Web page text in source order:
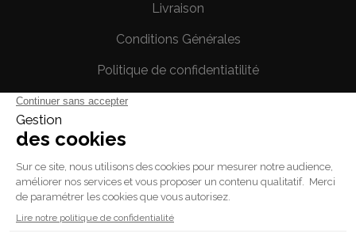
Livraison
Conditions Générales
Politique de confidentiatilité
Votre compte
Informations personnelles
Commandes